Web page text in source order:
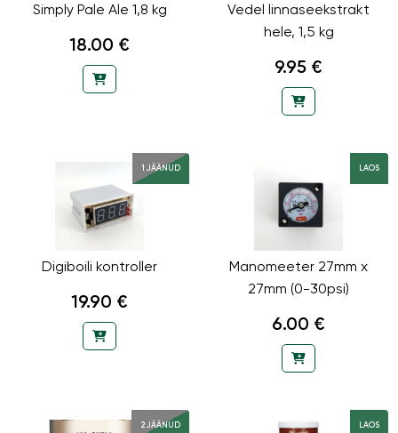
Simply Pale Ale 1,8 kg
18.00 €
Vedel linnaseekstrakt
hele, 1,5 kg
9.95 €
1 JÄÄNUD
Digiboili kontroller
19.90 €
LAOS
Manomeeter 27mm x
27mm (0-30psi)
6.00 €
2 JÄÄNUD LAOS